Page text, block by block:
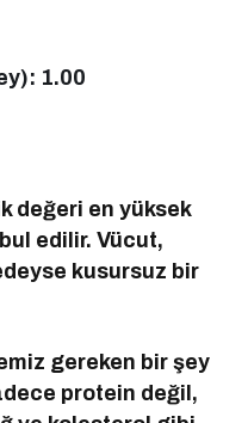
1.00
değeri en yüksek
edilir. Vücut,
kusursuz bir
gereken bir şey
protein değil,